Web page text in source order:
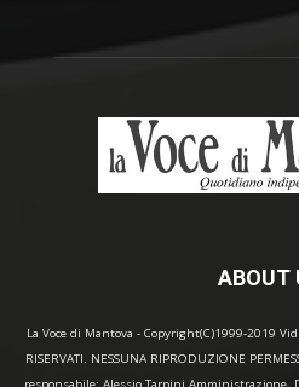
ABOUT
La Voce di Mantova - Copyright(C)1999-2019
RISERVATI. NESSUNA RIPRODUZIONE